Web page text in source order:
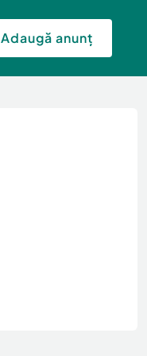
Adaugă anunț